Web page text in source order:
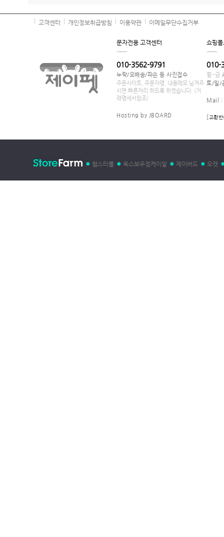
고객센터 개인정보취급방침 이용약관 이메일무단수집거부
문자전용 고객센터
010-3562-9791
누락/오배송/파손 등 사진접수
주문사이트, 주문자명, 내용메모 남겨주
시면 빠른처리 하도록 하겠습니다. (거
래명세서참조)
Hosting by JBOARD
쇼핑
010-
월~금
토/일/
Mail :
[교환
햄스터몰 옥스보우점케이알 제이버드 오캣